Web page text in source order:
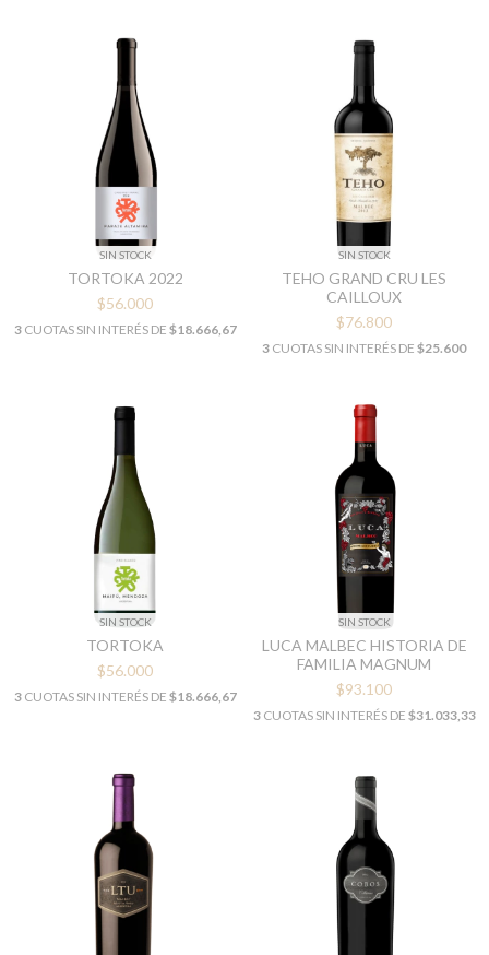
SIN STOCK
TORTOKA 2022
$56.000
3CUOTAS SIN INTERÉS DE $18.666,67
SIN STOCK
TEHO GRAND CRU LES
CAILLOUX
$76.800
3 CUOTAS SIN INTERÉS DE $25.600
SIN STOCK
TORTOKA
$56.000
3CUOTAS SIN INTERÉS DE $18.666,67
SIN STOCK
LUCA MALBEC HISTORIA DE
FAMILIA MAGNUM
$93.100
3CUOTAS SIN INTERÉS DE $31.033,33